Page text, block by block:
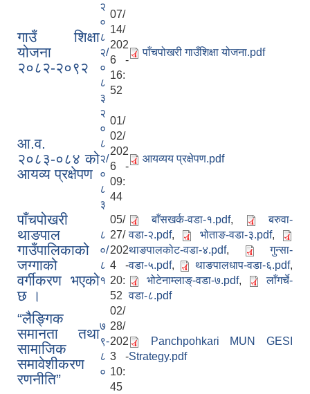
गाउँ शिक्षा
योजना
२०८२-२०९२
२
०
८
२/
०
८
३
07/
14/
202
6 -
16:
52
पाँचपोखरी गाउँशिक्षा योजना.pdf
आ.व.
२०८३-०८४ को
आयव्य प्रक्षेपण
२
०
८
२/
०
८
३
01/
02/
202
6 -
09:
44
आयव्यय प्रक्षेपण.pdf
पाँचपोखरी
थाङपाल
गाउँपालिकाको
जग्गाको
वर्गीकरण भएको
छ ।
८
०/
८
१
05/
27/
202
4 -
20:
52
बाँसखर्क-वडा-१.pdf,
बरुवा-
वडा-२.pdf, भोताङ-वडा-३.pdf,
थाङपालकोट-वडा-४.pdf,
गुन्सा-
वडा-५.pdf, थाङपालधाप-वडा-६.pdf,
भोटेनाम्लाङ्-वडा-७.pdf,
लाँगर्चे-
वडा-८.pdf
“लैङ्गिक
समानता तथा
सामाजिक
समावेशीकरण
रणनीति”
७
९-
८
०
02/
28/
202
3 -
10:
45
Panchpohkari MUN GESI
Strategy.pdf